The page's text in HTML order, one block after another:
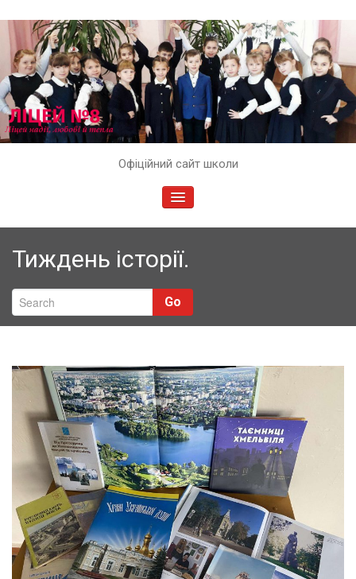
Офіційний сайт школи
TOGGLE
Тиждень історії.
Go